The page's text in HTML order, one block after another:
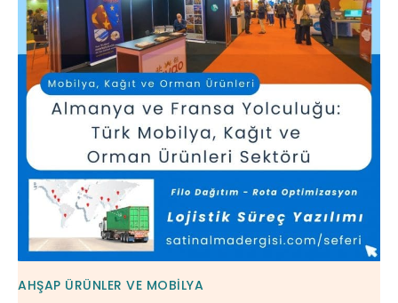
AHŞAP ÜRÜNLER VE MOBILYA